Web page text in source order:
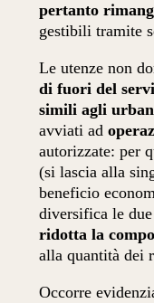
pertanto
gestibili tramite
Le utenze non
di fuori del
simili agli
avviati ad
autorizzate: per
(si lascia alla
beneficio
diversifica le
ridotta la
alla quantità dei
Occorre